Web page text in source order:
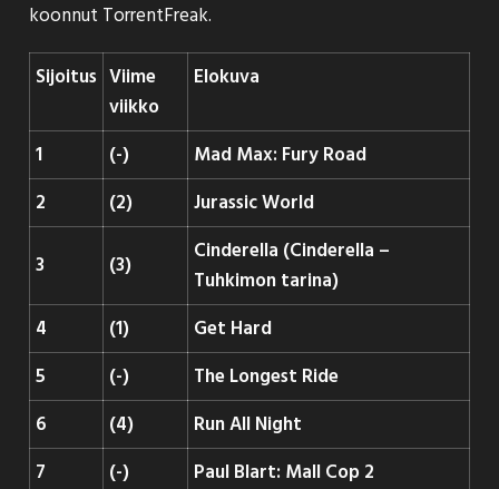
koonnut TorrentFreak.
Sijoitus Viime
viikko
Elokuva
1 (-)
Mad Max: Fury Road
2
(2) Jurassic World
3 (3)
Cinderella (Cinderella –
Tuhkimon tarina)
4
(1)
Get Hard
5
(-)
The Longest Ride
6
(4)
Run All Night
7
(-) Paul Blart: Mall Cop 2